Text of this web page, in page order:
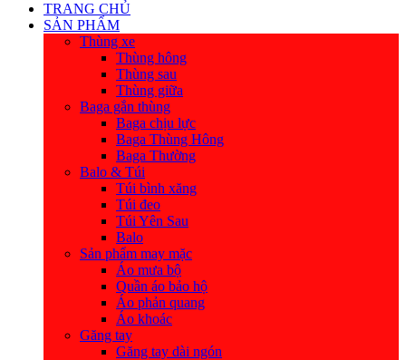
TRANG CHỦ
SẢN PHẨM
Thùng xe
Thùng hông
Thùng sau
Thùng giữa
Baga gắn thùng
Baga chịu lực
Baga Thùng Hông
Baga Thường
Balo & Túi
Túi bình xăng
Túi đeo
Túi Yên Sau
Balo
Sản phẩm may mặc
Áo mưa bộ
Quần áo bảo hộ
Áo phản quang
Áo khoác
Găng tay
Găng tay dài ngón